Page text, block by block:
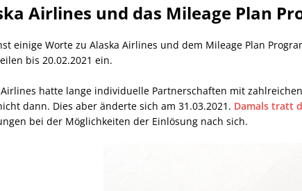
Airlines und das Mileage Plan
einige Worte zu Alaska Airlines und dem Mileage Plan
bis 20.02.2021 ein.
Airlines hatte lange individuelle Partnerschaften mit
dann. Dies aber änderte sich am 31.03.2021. Damals tratt
bei der Möglichkeiten der Einlösung nach sich.